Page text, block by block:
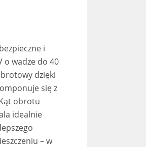
bezpieczne i
o wadze do 40
dzięki
się z
obrotu
idealnie
– w